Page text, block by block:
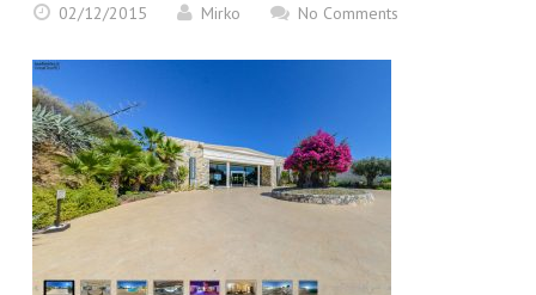
PORTFOLIO
SERVIZI
NEWS
CONTATTAMI
02/12/2015 Mirko No Comments